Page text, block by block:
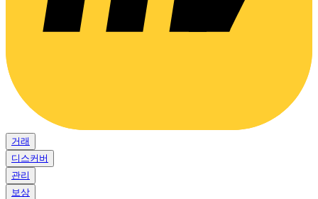
거래
디스커버
관리
보상